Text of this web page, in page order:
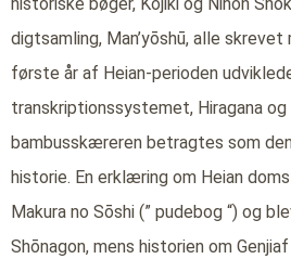
historiske bøger, Kojiki og Nihon
digtsamling, Man’yōshū, alle
første år af Heian-perioden
transkriptionssystemet, Hiragana
bambusskæreren betragtes som
historie. En erklæring om Heian
Makura no Sōshi (” pudebog “) og
Shōnagon, mens historien om